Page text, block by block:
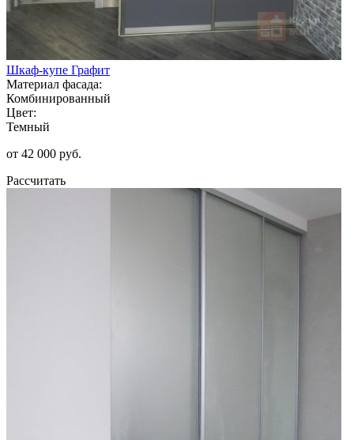
Шкаф-купе Графит
Материал фасада:
Комбинированный
Цвет:
Темный
от 42 000 руб.
Рассчитать